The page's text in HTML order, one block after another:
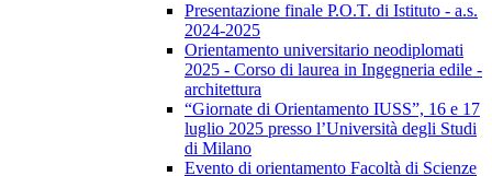
Presentazione finale P.O.T. di Istituto - a.s.
2024-2025
Orientamento universitario neodiplomati
2025 - Corso di laurea in Ingegneria edile -
architettura
“Giornate di Orientamento IUSS”, 16 e 17
luglio 2025 presso l’Università degli Studi
di Milano
Evento di orientamento Facoltà di Scienze